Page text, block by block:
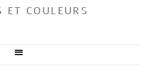
ET COULEURS